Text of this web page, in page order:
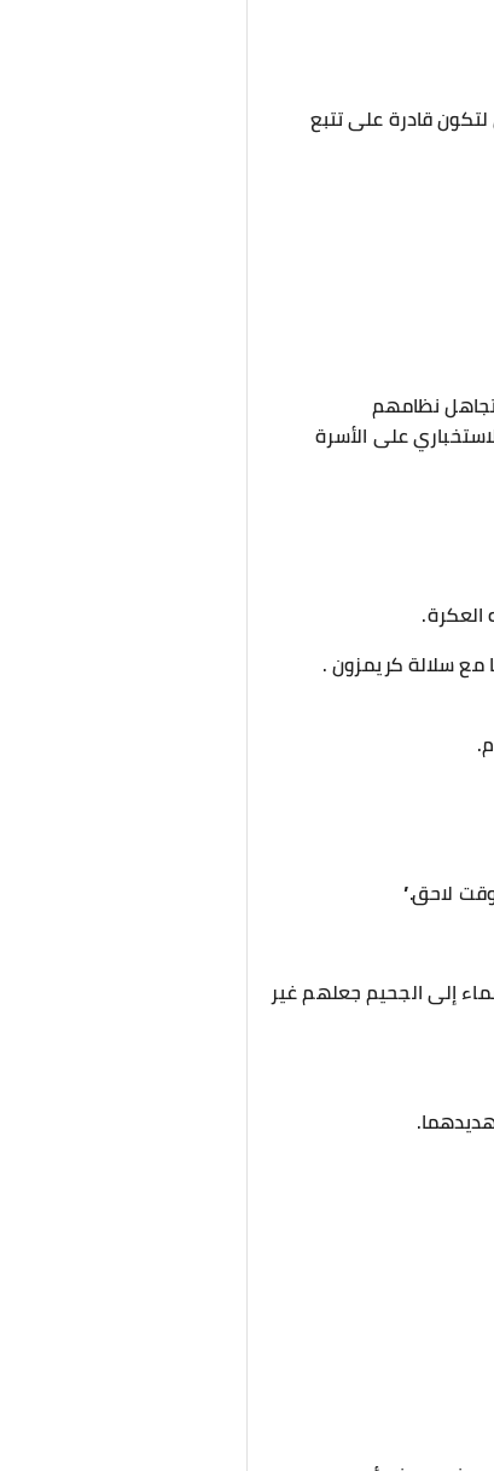
قادرة على تتبع
تجاهل نظامهم
على الأسرة
العكرة.
مع سلالة كريمزون .
لاحق.”
إلى الجحيم جعلهم غير